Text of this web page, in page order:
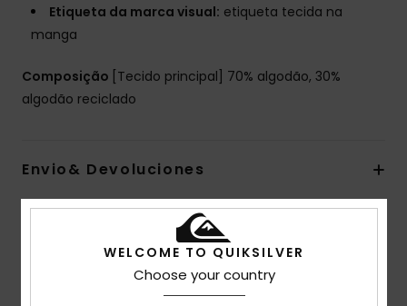
Etiqueta da marca visual: etiqueta tecida na
manga
Composição [Tecido principal] 70% algodão, 30%
algodão reciclado
Envio& Devoluciones
Avaliações dos clientes
WELCOME TO QUIKSILVER
Choose your country